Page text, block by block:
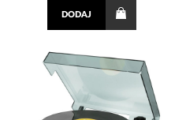
DODAJ